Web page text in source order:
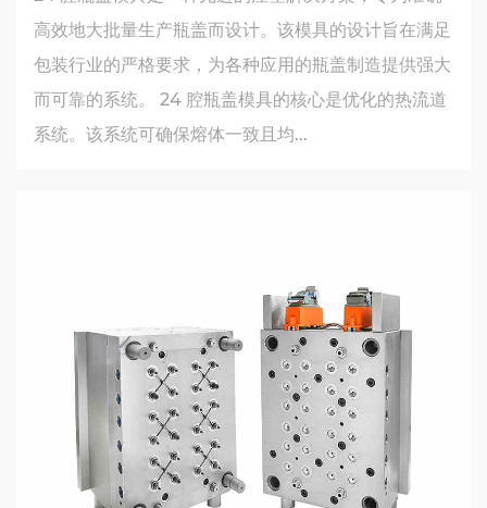
高效地大批量生产瓶盖而设计。该模具的设计旨在满足
包装行业的严格要求，为各种应用的瓶盖制造提供强大
而可靠的系统。 24 腔瓶盖模具的核心是优化的热流道
系统。该系统可确保熔体一致且均...